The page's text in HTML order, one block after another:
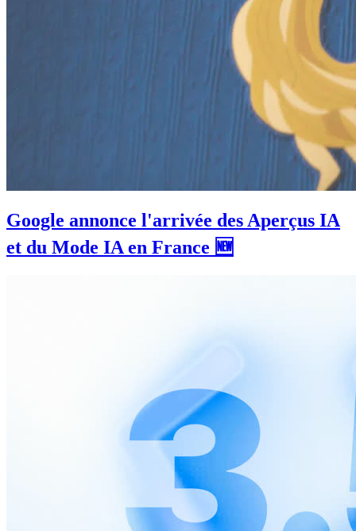
Google annonce l'arrivée des Aperçus IA
et du Mode IA en France 🆕